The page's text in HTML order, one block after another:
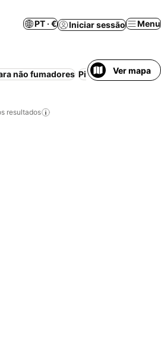
PT · € Iniciar sessão Menu
não fumadores Piscina Pequeno-
Ver mapa
resultados